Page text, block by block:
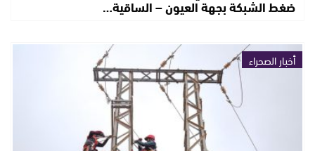
ضغط الشبكة بجهة العيون – الساقية…
أخبار الصحراء